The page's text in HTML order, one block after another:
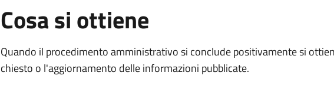
Cosa si ottiene
Quando il procedimento amministrativo si conclude positivamente si
chiesto o l'aggiornamento delle informazioni pubblicate.